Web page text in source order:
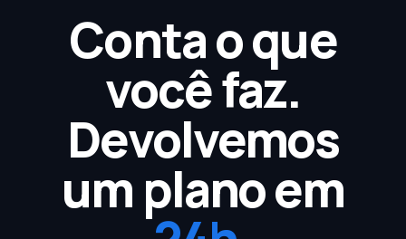
Conta o que
você faz.
Devolvemos
um plano em